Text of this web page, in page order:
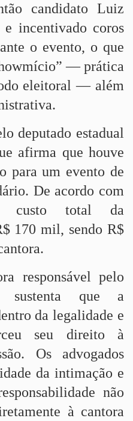
candidato Luiz
incentivado coros
o evento, o que
— prática
eleitoral — além
deputado estadual
afirma que houve
para um evento de
De acordo com
custo total da
170 mil, sendo R$
responsável pelo
sustenta que a
da legalidade e
seu direito à
Os advogados
da intimação e
não
à cantora